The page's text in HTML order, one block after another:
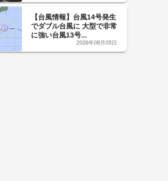
【台風情報】台風14号発生
でダブル台風に 大型で非常
に強い台風13号...
2026年08月05日